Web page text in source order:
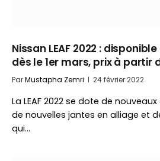
Nissan LEAF 2022 :
dès le 1er mars, prix à partir
ParMustapha Zemri 24 février 2022
La LEAF 2022 se dote de
de nouvelles jantes en alliage et
qui…